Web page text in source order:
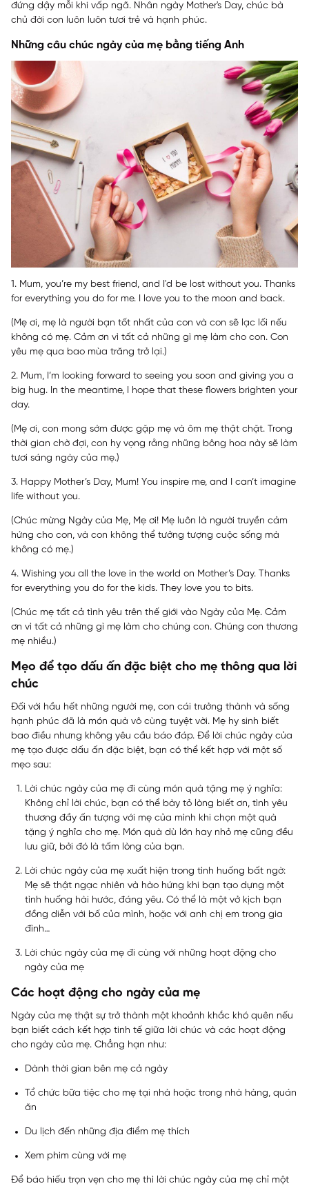
đứng dậy mỗi khi vấp ngã. Nhân ngày Mother's Day, chúc bà
chủ đời con luôn luôn tươi trẻ và hạnh phúc.
Những câu chúc ngày của mẹ bằng tiếng Anh
1. Mum, you’re my best friend, and I'd be lost without you. Thanks
for everything you do for me. I love you to the moon and back.
(Mẹ ơi, mẹ là người bạn tốt nhất của con và con sẽ lạc lối nếu
không có mẹ. Cảm ơn vì tất cả những gì mẹ làm cho con. Con
yêu mẹ qua bao mùa trăng trở lại.)
2. Mum, I’m looking forward to seeing you soon and giving you a
big hug. In the meantime, I hope that these flowers brighten your
day.
(Mẹ ơi, con mong sớm được gặp mẹ và ôm mẹ thật chặt. Trong
thời gian chờ đợi, con hy vọng rằng những bông hoa này sẽ làm
tươi sáng ngày của mẹ.)
3. Happy Mother’s Day, Mum! You inspire me, and I can’t imagine
life without you.
(Chúc mừng Ngày của Mẹ, Mẹ ơi! Mẹ luôn là người truyền cảm
hứng cho con, và con không thể tưởng tượng cuộc sống mà
không có mẹ.)
4. Wishing you all the love in the world on Mother’s Day. Thanks
for everything you do for the kids. They love you to bits.
(Chúc mẹ tất cả tình yêu trên thế giới vào Ngày của Mẹ. Cảm
ơn vì tất cả những gì mẹ làm cho chúng con. Chúng con thương
mẹ nhiều.)
Mẹo để tạo dấu ấn đặc biệt cho mẹ thông qua lời
chúc
Đối với hầu hết những người mẹ, con cái trưởng thành và sống
hạnh phúc đã là món quà vô cùng tuyệt vời. Mẹ hy sinh biết
bao điều nhưng không yêu cầu báo đáp. Để lời chúc ngày của
mẹ tạo được dấu ấn đặc biệt, bạn có thể kết hợp với một số
mẹo sau:
Lời chúc ngày của mẹ đi cùng món quà tặng mẹ ý nghĩa:
Không chỉ lời chúc, bạn có thể bày tỏ lòng biết ơn, tình yêu
thương đầy ấn tượng với mẹ của mình khi chọn một quà
tặng ý nghĩa cho mẹ. Món quà dù lớn hay nhỏ mẹ cũng đều
lưu giữ, bởi đó là tấm lòng của bạn.
Lời chúc ngày của mẹ xuất hiện trong tình huống bất ngờ:
Mẹ sẽ thật ngạc nhiên và hào hứng khi bạn tạo dựng một
tình huống hài hước, đáng yêu. Có thể là một vở kịch bạn
đồng diễn với bố của mình, hoặc với anh chị em trong gia
đình…
Lời chúc ngày của mẹ đi cùng với những hoạt động cho
ngày của mẹ
Các hoạt động cho ngày của mẹ
Ngày của mẹ thật sự trở thành một khoảnh khắc khó quên nếu
bạn biết cách kết hợp tinh tế giữa lời chúc và các hoạt động
cho ngày của mẹ. Chẳng hạn như:
Dành thời gian bên mẹ cả ngày
Tổ chức bữa tiệc cho mẹ tại nhà hoặc trong nhà hàng, quán
ăn
Du lịch đến những địa điểm mẹ thích
Xem phim cùng với mẹ
Để báo hiếu trọn vẹn cho mẹ thì lời chúc ngày của mẹ chỉ một